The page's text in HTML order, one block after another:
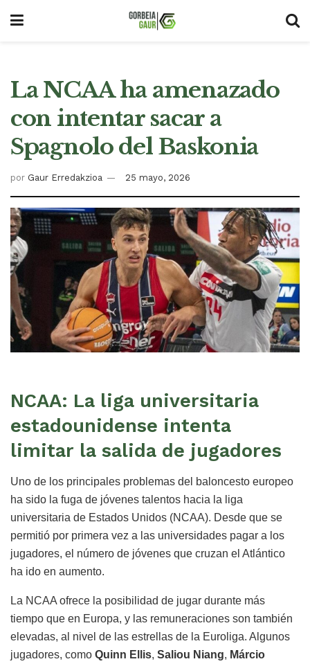
La NCAA ha amenazado
con intentar sacar a
Spagnolo del Baskonia
por Gaur Erredakzioa 25 mayo, 2026
NCAA: La liga universitaria
estadounidense intenta
limitar la salida de jugadores
Uno de los principales problemas del baloncesto europeo
ha sido la fuga de jóvenes talentos hacia la liga
universitaria de Estados Unidos (NCAA). Desde que se
permitió por primera vez a las universidades pagar a los
jugadores, el número de jóvenes que cruzan el Atlántico
ha ido en aumento.
La NCAA ofrece la posibilidad de jugar durante más
tiempo que en Europa, y las remuneraciones son también
elevadas, al nivel de las estrellas de la Euroliga. Algunos
jugadores, como Quinn Ellis, Saliou Niang, Márcio